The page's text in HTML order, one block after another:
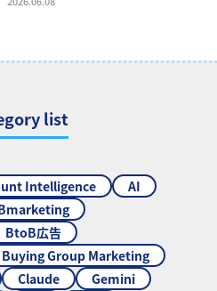
list
Intelligence
AI
BtoB広告
Buying Group Marketing
Claude
Gemini